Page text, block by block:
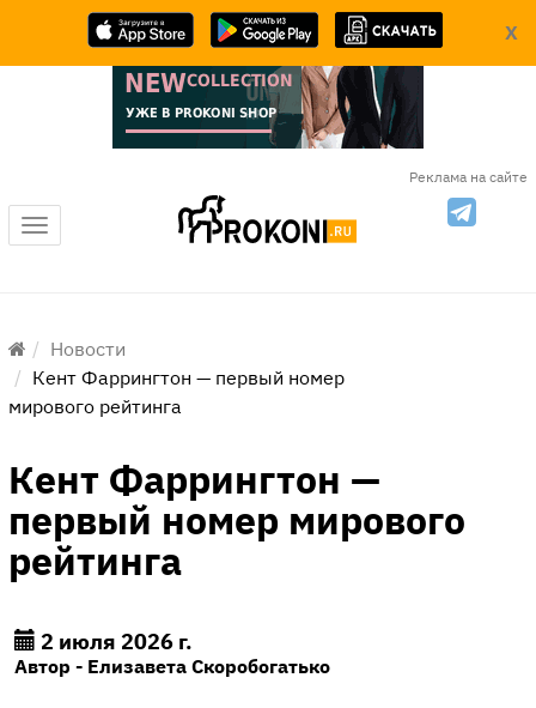
X
Реклама на сайте
Меню
Новости
Кент Фаррингтон — первый номер
мирового рейтинга
Кент Фаррингтон —
первый номер мирового
рейтинга
2 июля 2026 г.
Автор - Елизавета Скоробогатько